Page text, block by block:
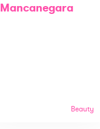
Mancanegara
Beauty